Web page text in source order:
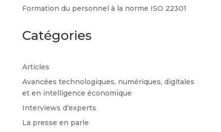
Formation du personnel à la norme ISO 22301
Catégories
Articles
Avancées technologiques, numériques, digitales
et en intelligence économique
Interviews d’experts
La presse en parle